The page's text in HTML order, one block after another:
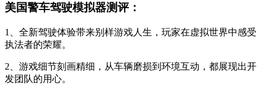
美国警车驾驶模拟器测评：
1、全新驾驶体验带来别样游戏人生，玩家在虚拟世界中感受
执法者的荣耀。
2、游戏细节刻画精细，从车辆磨损到环境互动，都展现出开
发团队的用心。